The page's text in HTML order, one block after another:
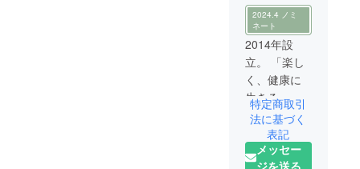
2024.4 ノミ
ネート
2014年設
立。 「楽し
く、健康に
生きる」を
応援する、
という信念
のもと、自
特定商取引
法に基づく
表記
メッセー
ジを送る